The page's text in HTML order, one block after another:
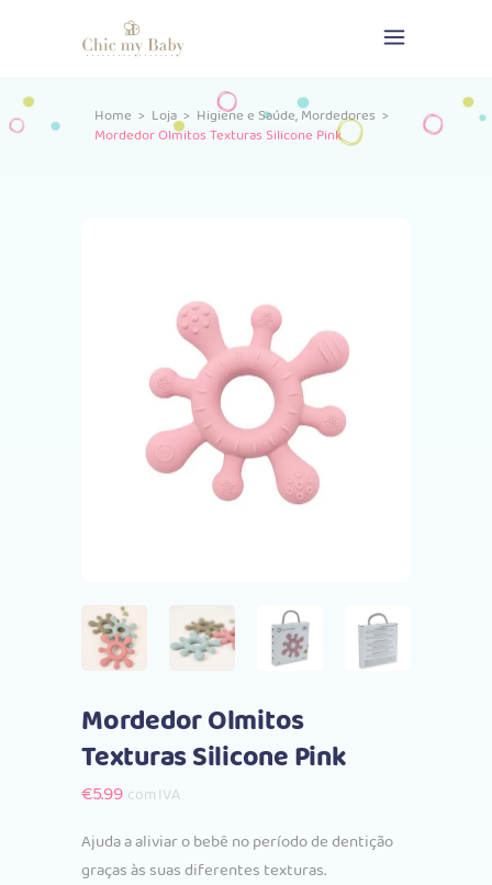
Home > Loja> Higiene e Saúde,Mordedores >
Mordedor Olmitos Texturas Silicone Pink
Mordedor Olmitos
Texturas Silicone Pink
€5.99 com IVA
Ajuda a aliviar o bebê no período de dentição
graças às suas diferentes texturas.